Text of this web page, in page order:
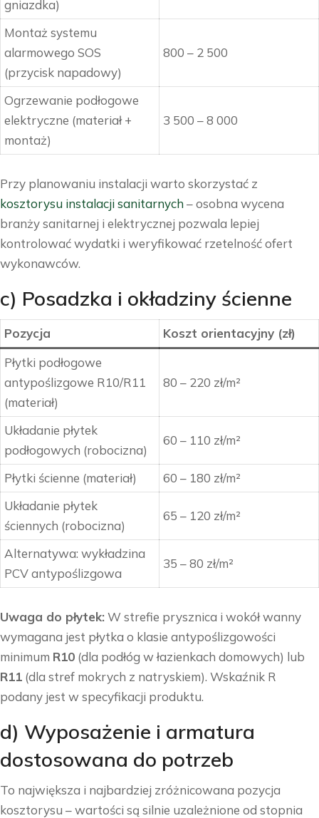
gniazdka)
Montaż systemu
alarmowego SOS
(przycisk napadowy)
800 – 2 500
Ogrzewanie podłogowe
elektryczne (materiał +
montaż)
3 500 – 8 000
Przy planowaniu instalacji warto skorzystać z
kosztorysu instalacji sanitarnych – osobna wycena
branży sanitarnej i elektrycznej pozwala lepiej
kontrolować wydatki i weryfikować rzetelność ofert
wykonawców.
c) Posadzka i okładziny ścienne
Pozycja
Koszt orientacyjny (zł)
Płytki podłogowe
antypoślizgowe R10/R11
(materiał)
80 – 220 zł/m²
Układanie płytek
podłogowych (robocizna)
60 – 110 zł/m²
Płytki ścienne (materiał)
60 – 180 zł/m²
Układanie płytek
ściennych (robocizna)
65 – 120 zł/m²
Alternatywa: wykładzina
PCV antypoślizgowa
35 – 80 zł/m²
Uwaga do płytek: W strefie prysznica i wokół wanny
wymagana jest płytka o klasie antypoślizgowości
minimum R10 (dla podłóg w łazienkach domowych) lub
R11 (dla stref mokrych z natryskiem). Wskaźnik R
podany jest w specyfikacji produktu.
d) Wyposażenie i armatura
dostosowana do potrzeb
To największa i najbardziej zróżnicowana pozycja
kosztorysu – wartości są silnie uzależnione od stopnia